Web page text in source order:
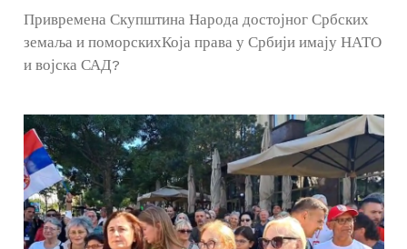
Привремена Скупштина Народа достојног Србских
земаља и поморскихКоја права у Србији имају НАТО
и војска САД?